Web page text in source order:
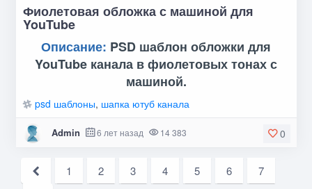
Фиолетовая обложка с машиной для
YouTube
Описание: PSD шаблон обложки для
YouTube канала в фиолетовых тонах с
машиной.
psd шаблоны, шапка ютуб канала
0
Admin 6 лет назад 14 383
1 2 3 4 5 6 7